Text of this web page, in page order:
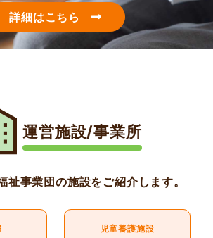
詳細はこちら
運営施設/事業所
祉事業団の施設をご紹介します。
児童養護施設